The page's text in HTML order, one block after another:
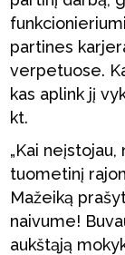
partines
verpetuose.
kas aplink jį
kt.
„Kai neįstojau,
tuometinį
Mažeiką
naivume!
aukštąją